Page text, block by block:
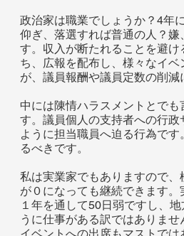
政治家は職業でしょうか？4年
仰ぎ、落選すれば普通の人？嫌
す。収入が断たれることを避け
ち、広報を配布し、様々なイ
が、議員報酬や議員定数の削減
中には陳情ハラスメントとでも
す。議員個人の支持者への行政
ように担当職員へ迫る行為で
るべきです。
私は実業家でもありますので
が０になっても継続できます
１年を通して50日弱ですし、
うに仕事がある訳ではありませ